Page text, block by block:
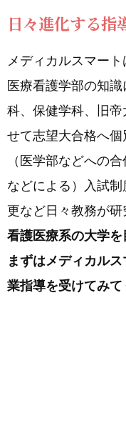
日々進化する指
メディカルスマート
医療看護学部の知
科、保健学科、旧
せて志望大合格へ個
（医学部などへの
などによる）入試
更など日々教務が研
看護医療系の大学
まずはメディカル
業指導を受けてみて